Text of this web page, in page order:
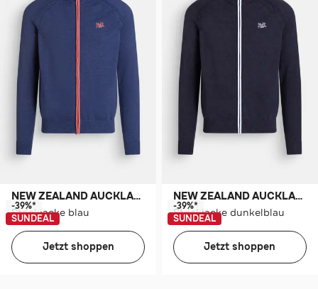
NEW ZEALAND AUCKLAND
Strickjacke blau
-39%*
SUNDEAL
Jetzt shoppen
NEW ZEALAND AUCKLAND
Strickjacke dunkelblau
-39%*
SUNDEAL
Jetzt shoppen